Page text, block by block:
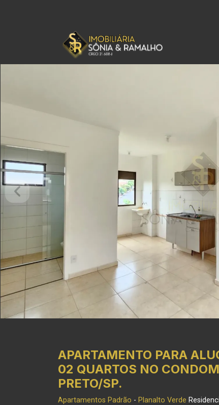
APARTAMENTO PARA
02 QUARTOS NO
PRETO/SP.
Apartamentos Padrão - Planalto Verde